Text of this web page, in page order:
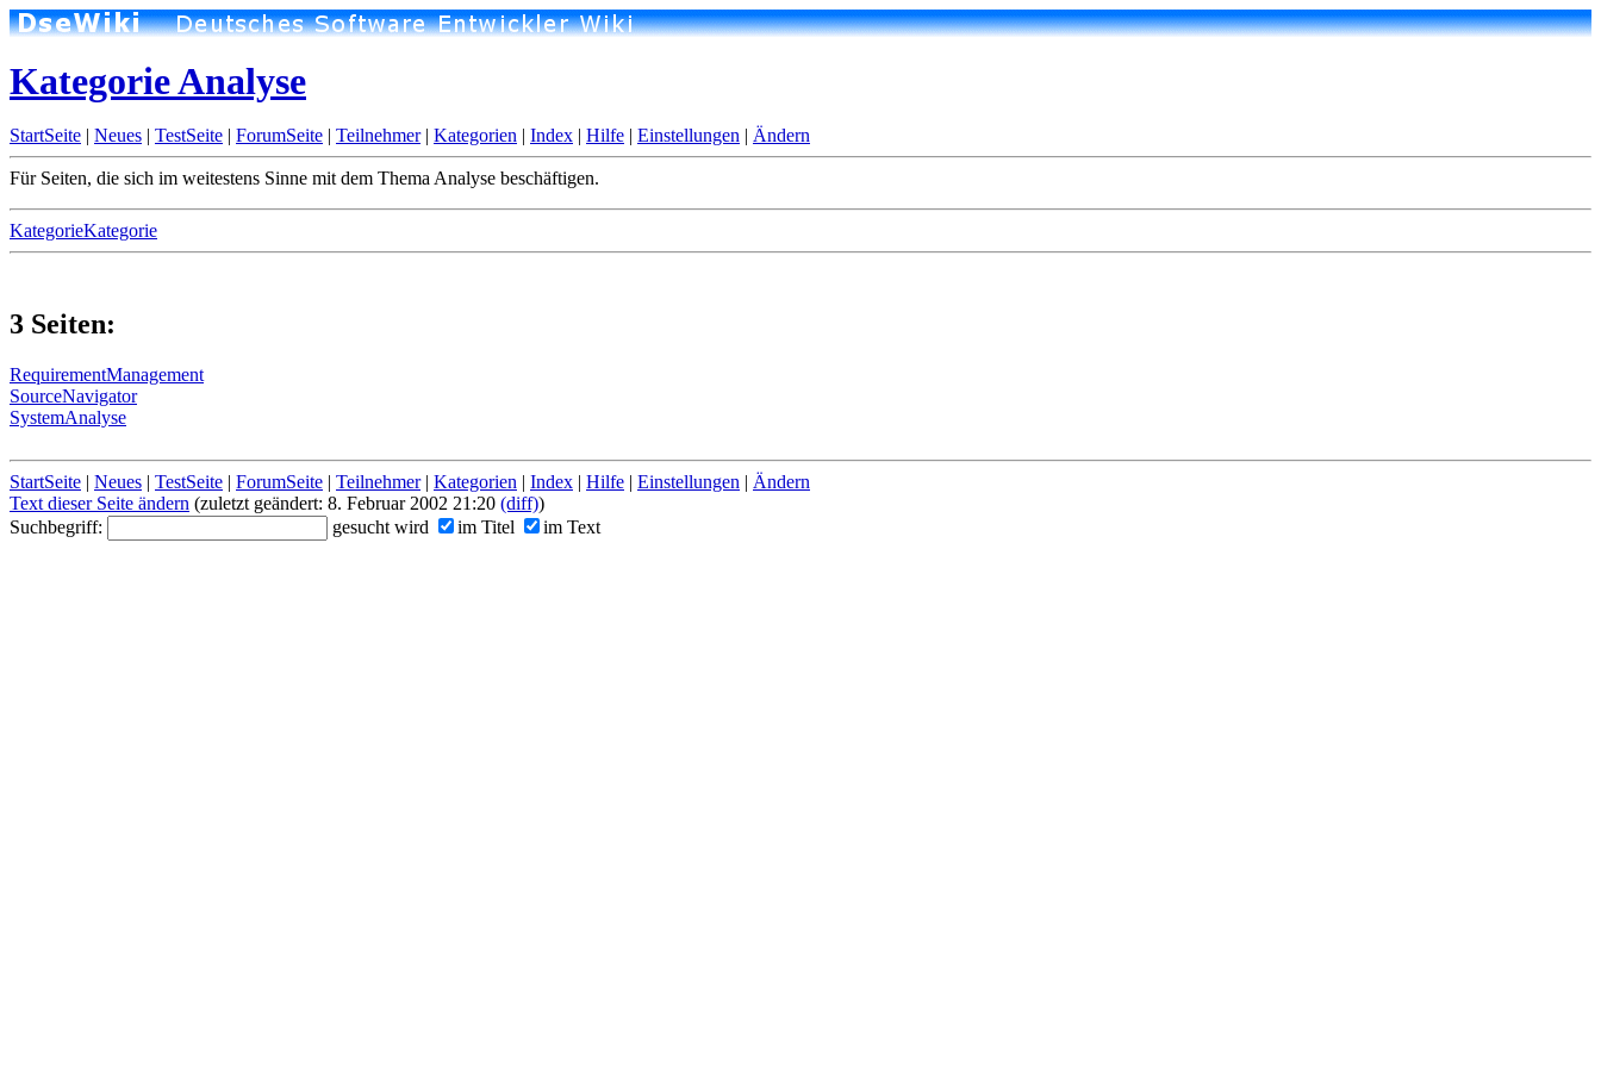
Kategorie Analyse
StartSeite | Neues | TestSeite | ForumSeite | Teilnehmer| Kategorien | Index | Hilfe | Einstellungen | Ändern
Für Seiten, die sich im weitestens Sinne mit dem Thema Analyse beschäftigen.
KategorieKategorie
3 Seiten:
RequirementManagement
SourceNavigator
SystemAnalyse
StartSeite | Neues | TestSeite | ForumSeite | Teilnehmer| Kategorien | Index | Hilfe | Einstellungen | Ändern
Text dieser Seite ändern (zuletzt geändert: 8. Februar 2002 21:20 (diff))
Suchbegriff:
gesucht wird im Titel im Text